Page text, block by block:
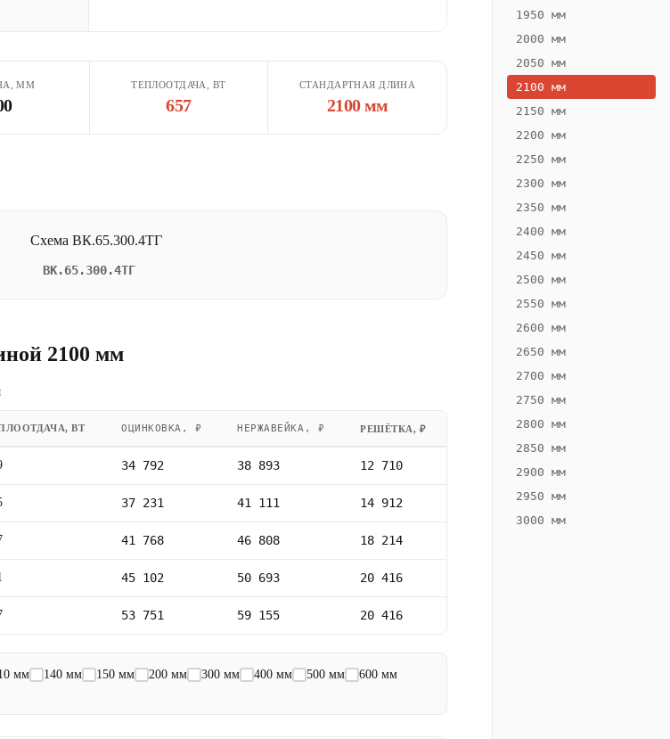
ММ ТЕПЛООТДАЧА, ВТ
657
СТАНДАРТНАЯ ДЛИНА
2100 мм
ВК.65.300.4ТГ
2100 мм
ВТ ОЦИНКОВКА, ₽ НЕРЖАВЕЙКА, ₽ РЕШЁТКА, ₽
34 792 38 893 12 710
37 231 41 111 14 912
41 768 46 808 18 214
45 102 50 693 20 416
53 751 59 155 20 416
мм 140 мм 150 мм 200 мм 300 мм 400 мм 500 мм 600 мм
1950 мм
2000 мм
2050 мм
2100 мм
2150 мм
2200 мм
2250 мм
2300 мм
2350 мм
2400 мм
2450 мм
2500 мм
2550 мм
2600 мм
2650 мм
2700 мм
2750 мм
2800 мм
2850 мм
2900 мм
2950 мм
3000 мм